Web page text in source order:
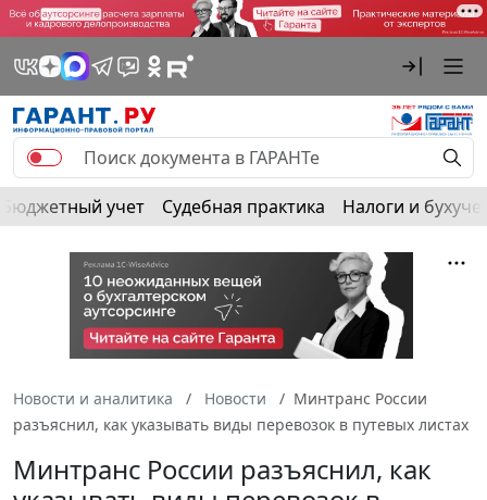
Бюджетный учет Судебная практика Налоги и
Новости и аналитика Новости
Минтранс России
разъяснил, как указывать виды перевозок в путевых листах
Минтранс России разъяснил, как